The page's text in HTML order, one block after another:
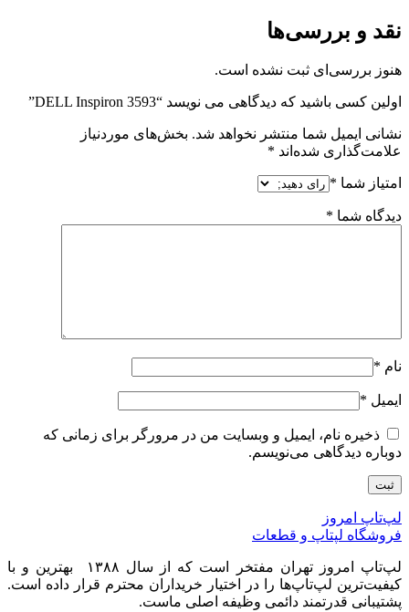
نقد و بررسی‌ها
هنوز بررسی‌ای ثبت نشده است.
اولین کسی باشید که دیدگاهی می نویسد “DELL Inspiron 3593”
نشانی ایمیل شما منتشر نخواهد شد. بخش‌های موردنیاز
علامت‌گذاری شده‌اند *
امتیاز شما *
دیدگاه شما *
نام *
ایمیل *
ذخیره نام، ایمیل و وبسایت من در مرورگر برای زمانی که
دوباره دیدگاهی می‌نویسم.
لپ‌تاپ امروز
فروشگاه لپتاپ و قطعات
لپ‌تاپ امروز تهران مفتخر است که از سال ۱۳۸۸ بهترین و با
کیفیت‌ترین لپ‌تاپ‌ها را در اختیار خریداران محترم قرار داده است.
پشتیبانی قدرتمند دائمی وظیفه اصلی ماست.